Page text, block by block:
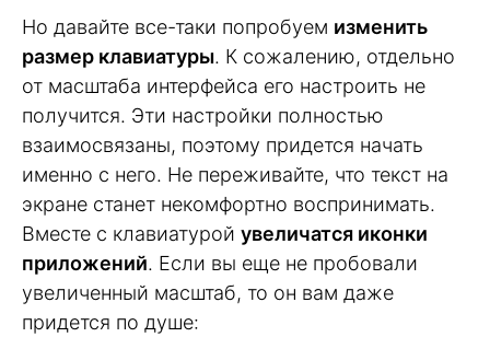
Но давайте все-таки попробуем изменить
размер клавиатуры. К сожалению, отдельно
от масштаба интерфейса его настроить не
получится. Эти настройки полностью
взаимосвязаны, поэтому придется начать
именно с него. Не переживайте, что текст на
экране станет некомфортно воспринимать.
Вместе с клавиатурой увеличатся иконки
приложений. Если вы еще не пробовали
увеличенный масштаб, то он вам даже
придется по душе: